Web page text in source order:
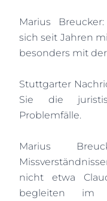
Marius
sich seit Jahren
besonders mit
Stuttgarter
Sie die
Problemfälle.
Marius
nicht etwa
begleiten im